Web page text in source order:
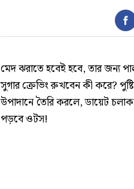
মেদ ঝরাতে হবেই হবে, তার জন্য
সুগার ক্রেভিং রুখবেন কী করে?
উপাদানে তৈরি করলে, ডায়েট
পড়বে ওটস!